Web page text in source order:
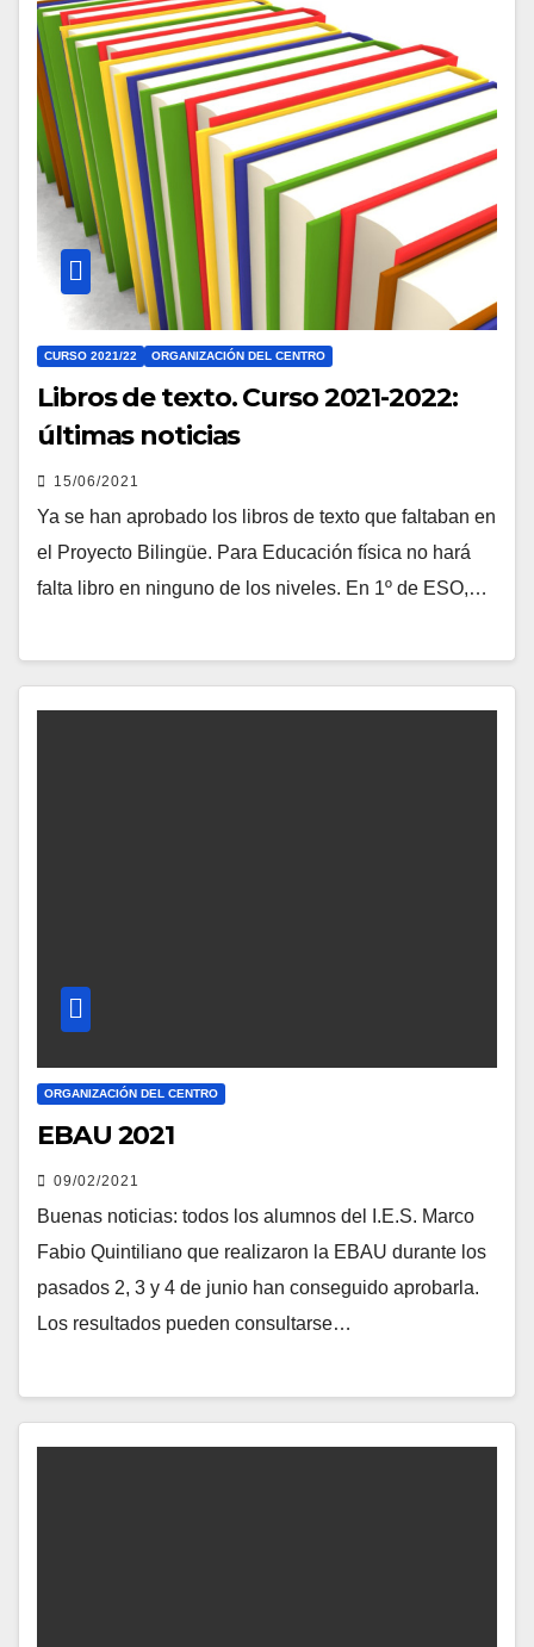
CURSO 2021/22 ORGANIZACIÓN DEL CENTRO
Libros de texto. Curso 2021-2022:
últimas noticias
15/06/2021
Ya se han aprobado los libros de texto que faltaban en
el Proyecto Bilingüe. Para Educación física no hará
falta libro en ninguno de los niveles. En 1º de ESO,…
ORGANIZACIÓN DEL CENTRO
EBAU 2021
09/02/2021
Buenas noticias: todos los alumnos del I.E.S. Marco
Fabio Quintiliano que realizaron la EBAU durante los
pasados 2, 3 y 4 de junio han conseguido aprobarla.
Los resultados pueden consultarse…